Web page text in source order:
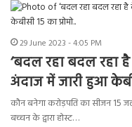
29 June 2023 - 4:05 PM
‘बदल रहा बदल रहा
अंदाज में जारी हुआ
कौन बनेगा करोड़पति का सीजन 15
बच्चन के द्वारा होस्ट…